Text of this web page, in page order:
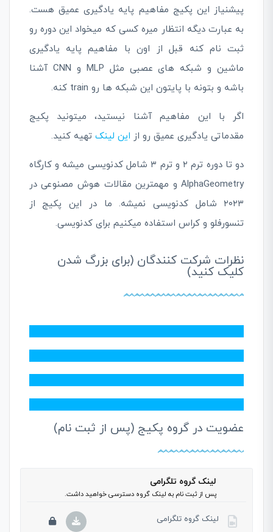
پیشنیاز این پکیج مفاهیم پایه یادگیری عمیق هست.
به عبارت دیگه انتظار میره کسی که میخواد این دوره رو
ثبت نام کنه قبل از اون با مفاهیم پایه یادگیری
ماشین و شبکه های عصبی مثل MLP و CNN آشنا
باشه و بتونه با پایتون این شبکه ها رو train کنه.
اگر با این مفاهیم آشنا نیستید، میتونید پکیج
مقدماتی یادگیری عمیق رو از این لینکتهیه کنید.
دو تا دوره ترم ۲ و ترم ۳ شامل کدنویسی میشه و کارگاه
AlphaGeometry و مهمترین مقالات هوش مصنوعی در
۲۰۲۳ شامل کدنویسی نمیشه. ما در این پکیج از
تنسورفلو و کراس استفاده میکنیم برای کدنویسی.
نظرات شرکت کنندگان (برای بزرگ شدن
کلیک کنید)
عضویت در گروه پکیج (پس از ثبت نام)
لینک گروه تلگرامی
پس از ثبت نام به لینک گروه دسترسی خواهید داشت.
لینک گروه تلگرامی